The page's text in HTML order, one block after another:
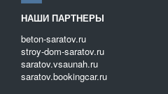
НАШИ ПАРТНЕРЫ
beton-saratov.ru
stroy-dom-saratov.ru
saratov.vsaunah.ru
saratov.bookingcar.ru